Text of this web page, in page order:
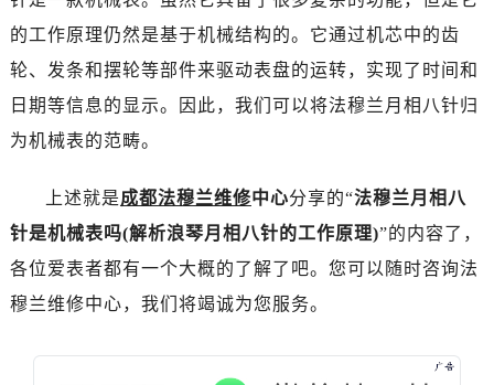
黑龙江省双鸭山市尖山区新兴大街法穆兰售后服务中心（需提前预约）
吉林省白城市洮北区明仁南街法穆兰售后服务中心（需提前预约）
吉林省辽源市龙山区人民大街法穆兰售后服务中心（需提前预约）
吉林省梅河口市新华街道梅河大街法穆兰售后服务中心（需提前预约）
吉林省四平市铁东区紫气大路与南九经街交汇处法穆兰售后服务中心（需提前预约）
吉林省延边市延吉市解放路法穆兰售后服务中心（需提前预约）
的工作原理仍然是基于机械结构的。它通过机芯中的齿
轮、发条和摆轮等部件来驱动表盘的运转，实现了时间和
日期等信息的显示。因此，我们可以将法穆兰月相八针归
为机械表的范畴。
上述就是成都法穆兰维修中心分享的“法穆兰月相八
针是机械表吗(解析浪琴月相八针的工作原理)”的内容了，
各位爱表者都有一个大概的了解了吧。您可以随时咨询法
穆兰维修中心，我们将竭诚为您服务。